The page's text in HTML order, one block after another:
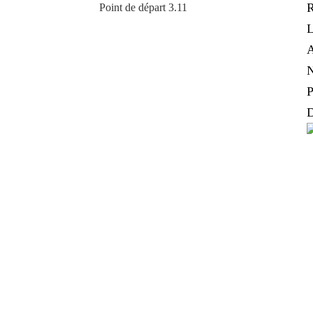
Point de départ 3.11